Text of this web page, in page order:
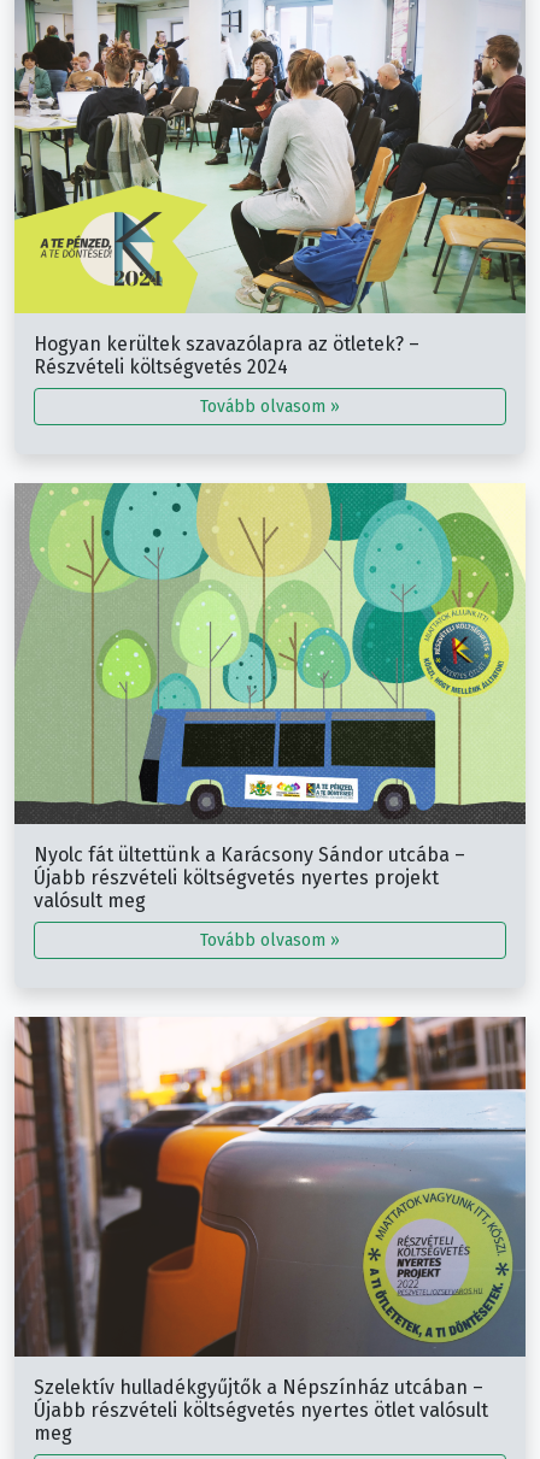
Hogyan kerültek szavazólapra az ötletek? –
Részvételi költségvetés 2024
Tovább olvasom »
Nyolc fát ültettünk a Karácsony Sándor utcába –
Újabb részvételi költségvetés nyertes projekt
valósult meg
Tovább olvasom »
Szelektív hulladékgyűjtők a Népszínház utcában –
Újabb részvételi költségvetés nyertes ötlet valósult
meg